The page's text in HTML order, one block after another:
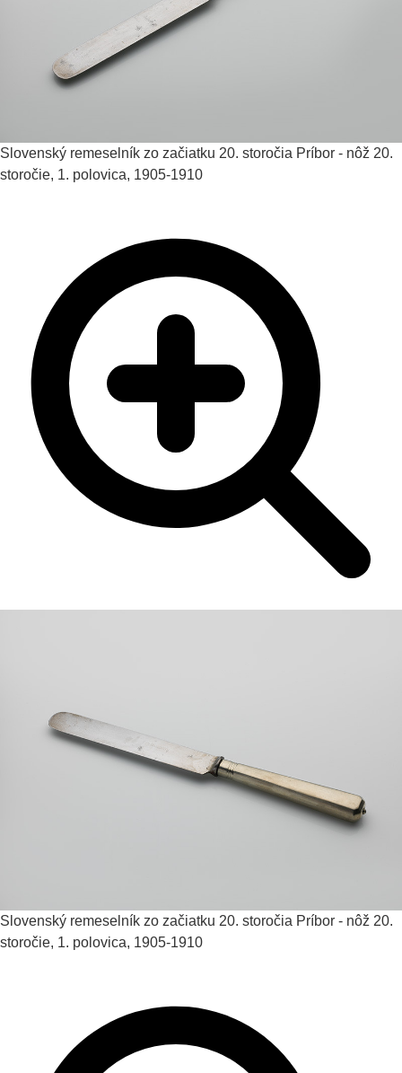
Slovenský remeselník zo začiatku 20. storočia Príbor - nôž 20.
storočie, 1. polovica, 1905-1910
Slovenský remeselník zo začiatku 20. storočia Príbor - nôž 20.
storočie, 1. polovica, 1905-1910